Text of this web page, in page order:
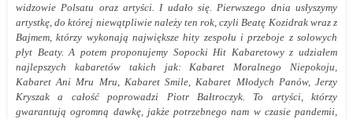
widzowie Polsatu oraz artyści. I udało się. Pierwszego dnia usłyszymy
artystkę, do której niewątpliwie należy ten rok, czyli Beatę Kozidrak wraz z
Bajmem, którzy wykonają największe hity zespołu i przeboje z solowych
płyt Beaty. A potem proponujemy Sopocki Hit Kabaretowy z udziałem
najlepszych kabaretów takich jak: Kabaret Moralnego Niepokoju,
Kabaret Ani Mru Mru, Kabaret Smile, Kabaret Młodych Panów, Jerzy
Kryszak a całość poprowadzi Piotr Bałtroczyk. To artyści, którzy
gwarantują ogromną dawkę, jakże potrzebnego nam w czasie pandemii,